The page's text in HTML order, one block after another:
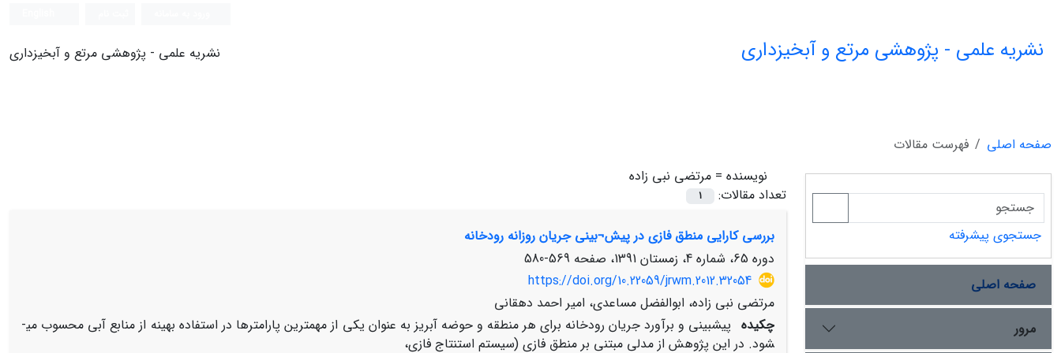
نشریه علمی - پژوهشی مرتع و آبخیزداری نشریه علمی - پژوهشی مرتع و آبخیزداری
صفحه اصلی
فهرست مقالات
نویسنده = مرتضی نبی زاده
تعداد مقالات:
1
بررسی کارایی منطق فازی در پیش¬بینی جریان روزانه رودخانه
دوره 65، شماره 4، زمستان 1391، صفحه
569-580
https://doi.org/10.22059/jrwm.2012.32054
مرتضی نبی زاده، ابوالفضل مساعدی، امیر احمد دهقانی
چکیده پیش­بینی و برآورد جریان رودخانه برای هر منطقه و حوضه آبریز به عنوان یکی از مهمترین پارامترها در استفاده بهینه از منابع آبی محسوب می­
شود. در این پژوهش از مدلی مبتنی بر منطق فازی (سیستم استنتاج فازی،
جستجوی پیشرفته
صفحه اصلی
مرور